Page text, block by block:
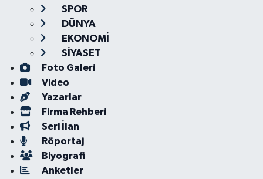
SPOR
DÜNYA
EKONOMİ
SİYASET
Foto Galeri
Video
Yazarlar
Firma Rehberi
Seri İlan
Röportaj
Biyografi
Anketler